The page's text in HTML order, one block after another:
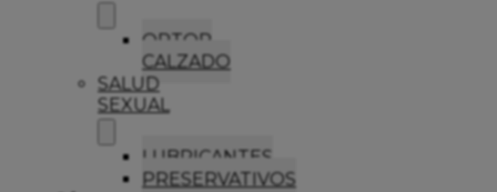
ORTOP
CALZADO
SALUD
SEXUAL
LUBRICANTES
PRESERVATIVOS